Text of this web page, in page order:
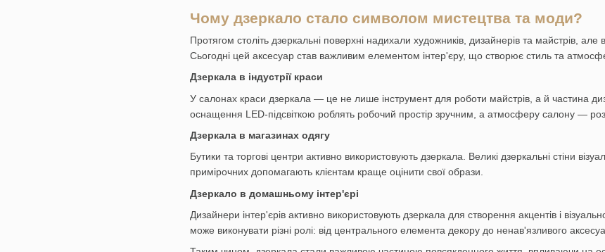
Чому дзеркало стало символом мистецтва та моди?
Протягом століть дзеркальні поверхні надихали художників, дизайнерів та майстрів,
Сьогодні цей аксесуар став важливим елементом інтер'єру, що створює стиль та
Дзеркала в індустрії краси
У салонах краси дзеркала — це не лише інструмент для роботи майстрів, а й частина
оснащення LED-підсвіткою роблять робочий простір зручним, а атмосферу салону —
Дзеркала в магазинах одягу
Бутики та торгові центри активно використовують дзеркала. Великі дзеркальні стіни
примірочних допомагають клієнтам краще оцінити свої образи.
Дзеркало в домашньому інтер'єрі
Дизайнери інтер'єрів активно використовують дзеркала для створення акцентів і
може виконувати різні ролі: від центрального елемента декору до ненав'язливого